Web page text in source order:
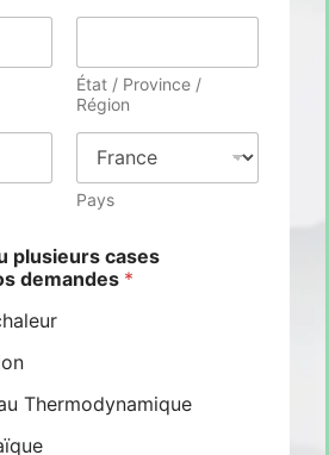
État / Province /
Région
Pays
plusieurs cases
demandes *
Thermodynamique